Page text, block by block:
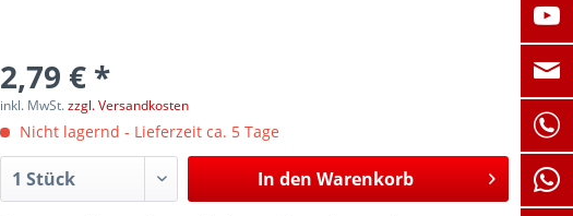
2,79 € *
inkl. MwSt.zzgl. Versandkosten
Nicht lagernd - Lieferzeit ca. 5 Tage
In den Warenkorb